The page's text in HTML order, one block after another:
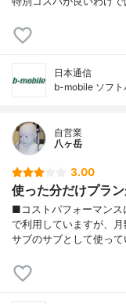
日本通信
b-mobile ソフト
自営業
八ヶ岳
3.00
使った分だけプラ
■コストパフォーマンス
で利用していますが、
サブのサブとして使っ